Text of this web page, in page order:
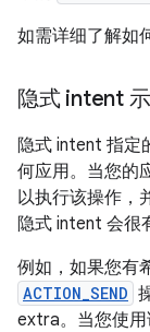
如需详细了解如
隐式 intent
隐式 intent 指定
何应用。当您的
以执行该操作，
隐式 intent 会很
例如，如果您有
ACTION_SEND
extra。当您使